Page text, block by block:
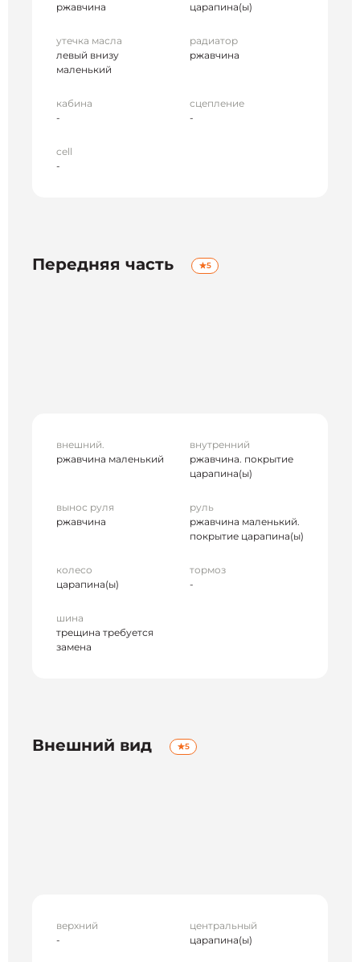
ржавчина
царапина(ы)
утечка масла
левый внизу
маленький
радиатор
ржавчина
кабина
-
сцепление
-
cell
-
Передняя часть 5
внешний.
ржавчина маленький
внутренний
ржавчина. покрытие
царапина(ы)
вынос руля
ржавчина
руль
ржавчина маленький.
покрытие царапина(ы)
колесо
царапина(ы)
тормоз
-
шина
трещина требуется
замена
Внешний вид 5
верхний
-
центральный
царапина(ы)